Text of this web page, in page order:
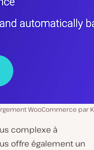
WooCommerce par
complexe à
offre également un